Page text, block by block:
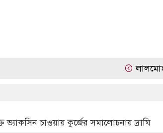
লালমোহনে
চাওয়ায় কুর্জের সমালোচনায় দ্রাঘি